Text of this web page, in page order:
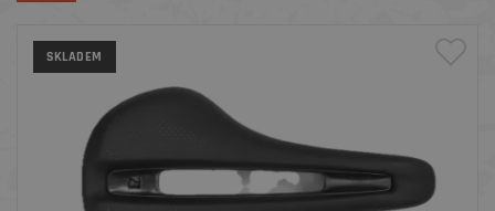
SKLADEM